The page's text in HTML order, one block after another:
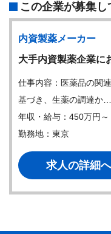
この企業が募集
内資製薬メーカー
大手内資製薬企業に
仕事内容：医薬品の関
基づき、生薬の調達か…
年収・給与：450万円～
勤務地：東京
求人の詳細へ